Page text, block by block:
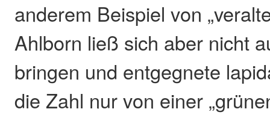
anderem Beispiel von
Ahlborn ließ sich aber nicht
bringen und entgegnete
die Zahl nur von einer